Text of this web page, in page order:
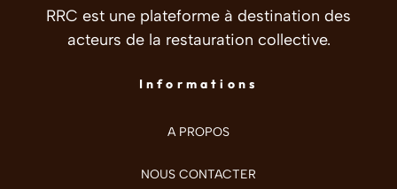
RRC est une plateforme à destination des
acteurs de la restauration collective.
Informations
A PROPOS
NOUS CONTACTER